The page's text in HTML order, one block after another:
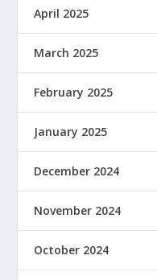
April 2025
March 2025
February 2025
January 2025
December 2024
November 2024
October 2024